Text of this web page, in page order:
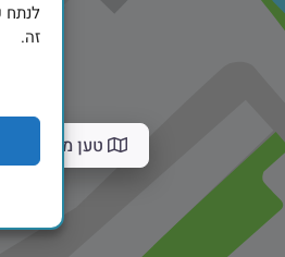
זה.
טען מפה